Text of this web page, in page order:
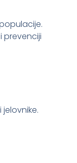
prevenciji